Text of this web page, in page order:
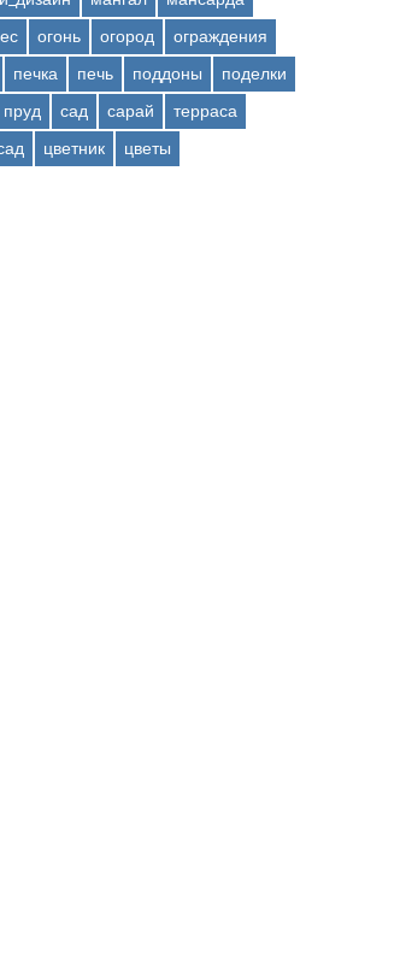
огонь огород
ограждения
печка печь поддоны
поделки
пруд сад сарай
терраса
цветник цветы